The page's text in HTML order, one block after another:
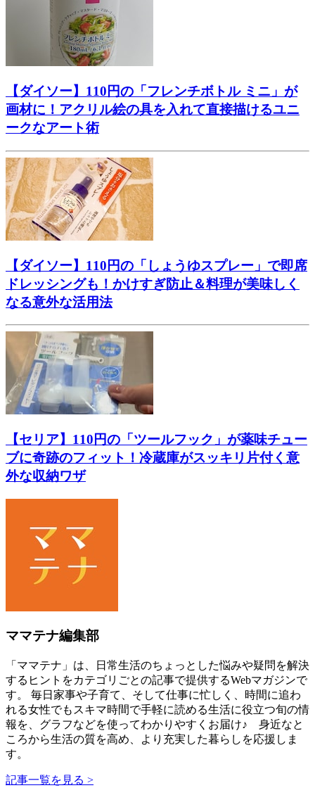
【ダイソー】110円の「フレンチボトル ミニ」が
画材に！アクリル絵の具を入れて直接描けるユニ
ークなアート術
【ダイソー】110円の「しょうゆスプレー」で即席
ドレッシングも！かけすぎ防止＆料理が美味しく
なる意外な活用法
【セリア】110円の「ツールフック」が薬味チュー
ブに奇跡のフィット！冷蔵庫がスッキリ片付く意
外な収納ワザ
ママテナ編集部
「ママテナ」は、日常生活のちょっとした悩みや疑問を解決
するヒントをカテゴリごとの記事で提供するWebマガジンで
す。 毎日家事や子育て、そして仕事に忙しく、時間に追わ
れる女性でもスキマ時間で手軽に読める生活に役立つ旬の情
報を、グラフなどを使ってわかりやすくお届け♪ 身近なと
ころから生活の質を高め、より充実した暮らしを応援しま
す。
記事一覧を見る >